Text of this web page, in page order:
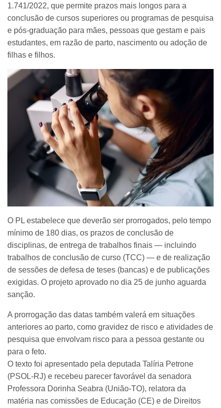
1.741/2022, que permite prazos mais longos para a
conclusão de cursos superiores ou programas de pesquisa
e pós-graduação para mães, pessoas que gestam e pais
estudantes, em razão de parto, nascimento ou adoção de
filhas e filhos.
O PL estabelece que deverão ser prorrogados, pelo tempo
mínimo de 180 dias, os prazos de conclusão de
disciplinas, de entrega de trabalhos finais — incluindo
trabalhos de conclusão de curso (TCC) — e de realização
de sessões de defesa de teses (bancas) e de publicações
exigidas. O projeto aprovado no dia 25 de junho aguarda
sanção.
A prorrogação das datas também valerá em situações
anteriores ao parto, como gravidez de risco e atividades de
pesquisa que envolvam risco para a pessoa gestante ou
para o feto.
O texto foi apresentado pela deputada Talíria Petrone
(PSOL-RJ) e recebeu parecer favorável da senadora
Professora Dorinha Seabra (União-TO), relatora da
matéria nas comissões de Educação (CE) e de Direitos